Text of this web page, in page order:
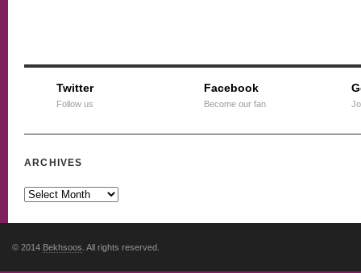
Twitter
Follow us
Facebook
Become our fan
ARCHIVES
© 2014 Bekhsoos . All rights reserved.